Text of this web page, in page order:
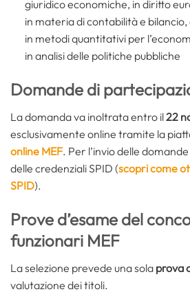
giuridico economiche, in diritto
in materia di contabilità e
in metodi quantitativi per
in analisi delle politiche pubbliche
Domande di
La domanda va inoltrata entro il22
esclusivamente online tramite la
online MEF. Per l’invio delle
delle credenziali SPID (scopri come
SPID).
Prove d’esame del
funzionari MEF
La selezione prevede una sola prova
valutazione dei titoli.